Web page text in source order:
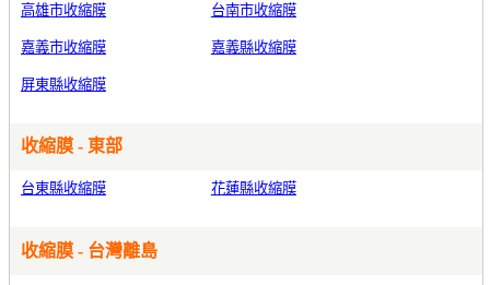
高雄市收縮膜 台南市收縮膜
嘉義市收縮膜 嘉義縣收縮膜
屏東縣收縮膜
收縮膜 - 東部
台東縣收縮膜 花蓮縣收縮膜
收縮膜 - 台灣離島